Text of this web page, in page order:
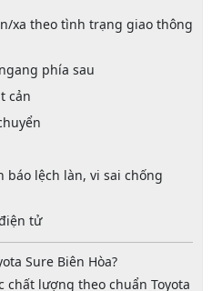
xa theo tình trạng giao thông
phía sau
cản
báo lệch làn, vi sai chống
tử
Sure Biên Hòa?
chất lượng theo chuẩn Toyota